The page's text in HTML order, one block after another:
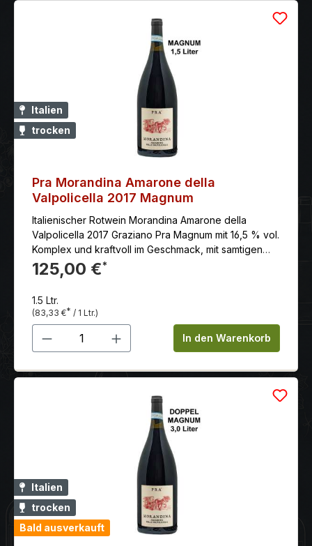
Italien
trocken
Pra Morandina Amarone della
Valpolicella 2017 Magnum
Italienischer Rotwein Morandina Amarone della
Valpolicella 2017 Graziano Pra Magnum mit 16,5 % vol.
Komplex und kraftvoll im Geschmack, mit samtigen
Tanninen.
125,00 €*
1.5 Ltr.
(83,33 €* / 1 Ltr.)
Produkt Anzahl: Gib denIn den Warenkorb
Italien
trocken
Bald ausverkauft